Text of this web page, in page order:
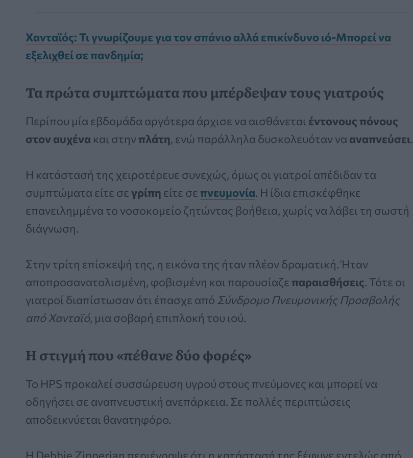
Χανταϊός: Τι γνωρίζουμε για τον σπάνιο αλλά επικίνδυνο ιό-Μπορεί να
εξελιχθεί σε πανδημία;
Τα πρώτα συμπτώματα που μπέρδεψαν τους γιατρούς
Περίπου μία εβδομάδα αργότερα άρχισε να αισθάνεται έντονους πόνους
στον αυχένα και στην πλάτη, ενώ παράλληλα δυσκολευόταν να αναπνεύσει.
Η κατάστασή της χειροτέρευε συνεχώς, όμως οι γιατροί απέδιδαν τα
συμπτώματα είτε σεγρίπη είτε σεπνευμονία. Η ίδια επισκέφθηκε
επανειλημμένα το νοσοκομείο ζητώντας βοήθεια, χωρίς να λάβει τη σωστή
διάγνωση.
Στην τρίτη επίσκεψή της, η εικόνα της ήταν πλέον δραματική. Ήταν
αποπροσανατολισμένη, φοβισμένη και παρουσίαζε παραισθήσεις. Τότε οι
γιατροί διαπίστωσαν ότι έπασχε από Σύνδρομο Πνευμονικής Προσβολής
από Χανταϊό, μια σοβαρή επιπλοκή του ιού.
Η στιγμή που «πέθανε δύο φορές»
Το HPS προκαλεί συσσώρευση υγρού στους πνεύμονες και μπορεί να
οδηγήσει σε αναπνευστική ανεπάρκεια. Σε πολλές περιπτώσεις
αποδεικνύεται θανατηφόρο.